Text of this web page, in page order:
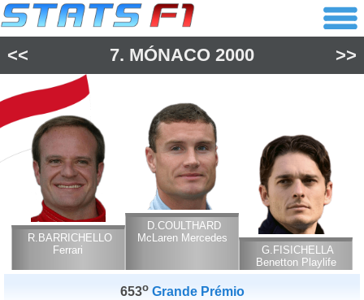
<< 7. MÓNACO 2000 >>
R.BARRICHELLO
Ferrari
D.COULTHARD
McLaren Mercedes
G.FISICHELLA
Benetton Playlife
653o Grande Prémio